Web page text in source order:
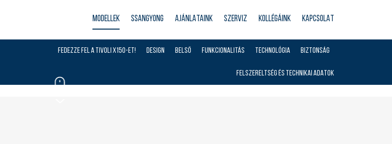
MODELLEK SSANGYONG AJÁNLATAINK SZERVIZ KOLLÉGÁINK KAPCSOLAT
FEDEZZE FEL A TIVOLI X150-ET! DESIGN BELSŐ FUNKCIONALITÁS TECHNOLÓGIA BIZTONSÁG
FELSZERELTSÉG ÉS TECHNIKAI ADATOK